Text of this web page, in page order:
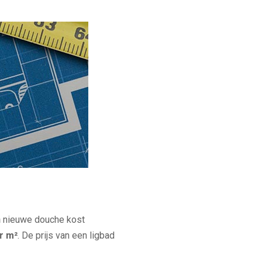
nieuwe douche kost
m². De prijs van een ligbad